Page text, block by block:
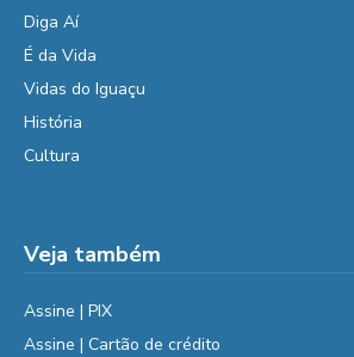
Diga Aí
É da Vida
Vidas do Iguaçu
História
Cultura
Veja também
Assine | PIX
Assine | Cartão de crédito